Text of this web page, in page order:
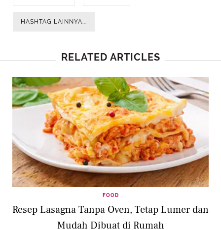
HASHTAG LAINNYA...
RELATED ARTICLES
FOOD
Resep Lasagna Tanpa Oven, Tetap Lumer dan
Mudah Dibuat di Rumah